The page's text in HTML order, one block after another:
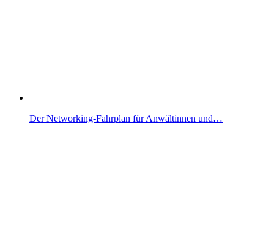
Der Networking-Fahrplan für Anwältinnen und…